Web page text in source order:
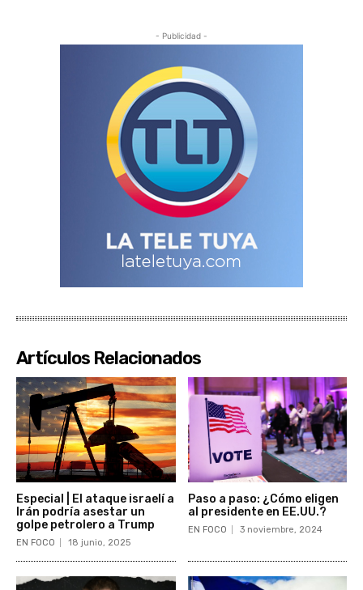
- Publicidad -
Artículos Relacionados
Especial | El ataque israelí a
Irán podría asestar un
golpe petrolero a Trump
EN FOCO 18 junio, 2025
Paso a paso: ¿Cómo eligen
al presidente en EE.UU.?
EN FOCO 3 noviembre, 2024